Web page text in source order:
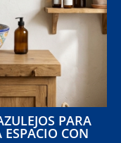
PARA
CON